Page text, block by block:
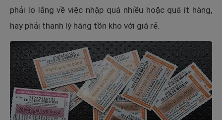
phải lo lắng về việc nhập quá nhiều hoặc quá ít hàng,
hay phải thanh lý hàng tồn kho với giá rẻ.